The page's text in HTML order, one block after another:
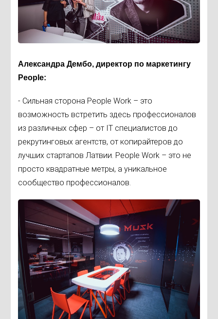
Александра Дембо, директор по маркетингу
People:
- Сильная сторона People Work – это
возможность встретить здесь профессионалов
из различных сфер – от IT специалистов до
рекрутинговых агентств, от копирайтеров до
лучших стартапов Латвии. People Work – это не
просто квадратные метры, а уникальное
сообщество профессионалов.